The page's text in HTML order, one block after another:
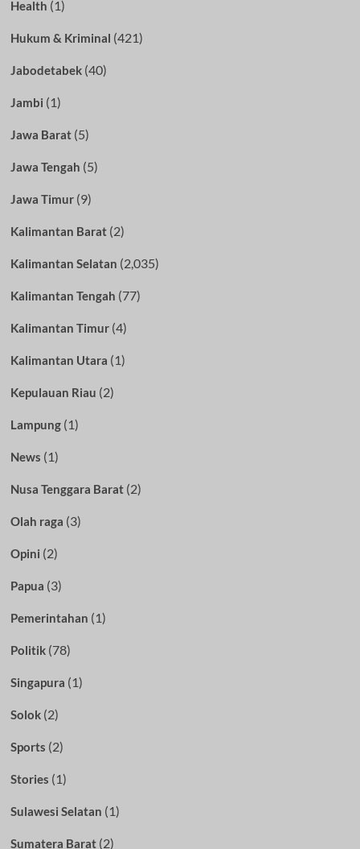
Health (1)
Hukum & Kriminal (421)
Jabodetabek(40)
Jambi (1)
Jawa Barat(5)
Jawa Tengah (5)
Jawa Timur(9)
Kalimantan Barat(2)
Kalimantan Selatan (2,035)
Kalimantan Tengah (77)
Kalimantan Timur(4)
Kalimantan Utara (1)
Kepulauan Riau (2)
Lampung(1)
News (1)
Nusa Tenggara Barat(2)
Olah raga (3)
Opini (2)
Papua (3)
Pemerintahan (1)
Politik(78)
Singapura (1)
Solok(2)
Sports (2)
Stories (1)
Sulawesi Selatan (1)
Sumatera Barat(2)